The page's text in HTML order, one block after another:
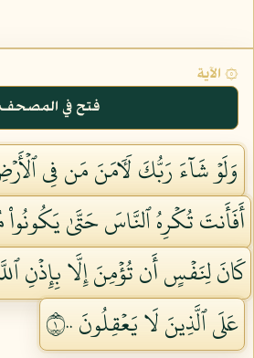
۞ الآية
فتح في المصحف
وَلَوۡ شَآءَ رَبُّكَ لَأٓمَنَ مَن فِي
أَفَأَنتَ تُكۡرِهُ ٱلنَّاسَ حَتَّىٰ يَكُونُواْ
كَانَ لِنَفۡسٍ أَن تُؤۡمِنَ إِلَّا بِإِذۡنِ
عَلَى ٱلَّذِينَ لَا يَعۡقِلُونَ ١٠٠